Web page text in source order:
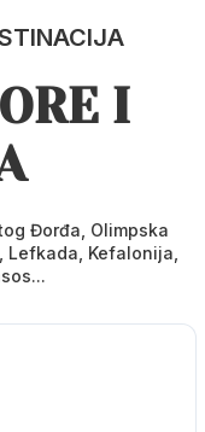
I
Đorđa, Olimpska
Lefkada, Kefalonija,